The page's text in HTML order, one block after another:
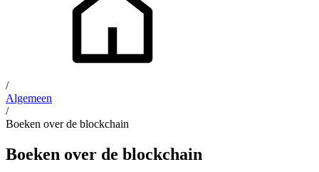
/
Algemeen
/
Boeken over de blockchain
Boeken over de blockchain